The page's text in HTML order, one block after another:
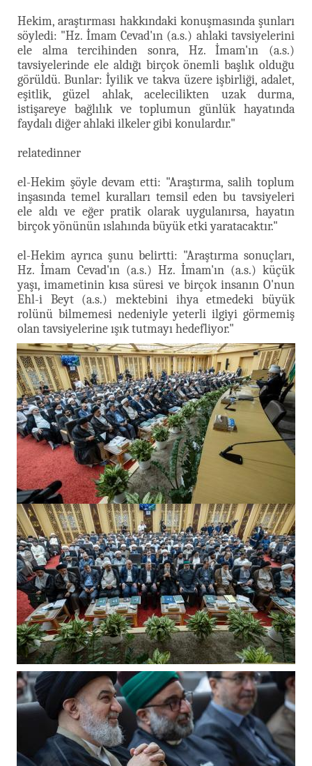
Hekim, araştırması hakkındaki konuşmasında şunları
söyledi: "Hz. İmam Cevad'ın (a.s.) ahlaki tavsiyelerini
ele alma tercihinden sonra, Hz. İmam'ın (a.s.)
tavsiyelerinde ele aldığı birçok önemli başlık olduğu
görüldü. Bunlar: İyilik ve takva üzere işbirliği, adalet,
eşitlik, güzel ahlak, acelecilikten uzak durma,
istişareye bağlılık ve toplumun günlük hayatında
faydalı diğer ahlaki ilkeler gibi konulardır."
relatedinner
el-Hekim şöyle devam etti: "Araştırma, salih toplum
inşasında temel kuralları temsil eden bu tavsiyeleri
ele aldı ve eğer pratik olarak uygulanırsa, hayatın
birçok yönünün ıslahında büyük etki yaratacaktır."
el-Hekim ayrıca şunu belirtti: "Araştırma sonuçları,
Hz. İmam Cevad'ın (a.s.) Hz. İmam'ın (a.s.) küçük
yaşı, imametinin kısa süresi ve birçok insanın O'nun
Ehl-i Beyt (a.s.) mektebini ihya etmedeki büyük
rolünü bilmemesi nedeniyle yeterli ilgiyi görmemiş
olan tavsiyelerine ışık tutmayı hedefliyor."